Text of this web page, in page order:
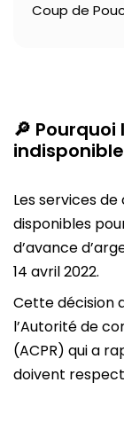
Coup de
🔎
Les services
disponibles
d’avance
14 avril 2022.
Cette décision
l’Autorité de
(ACPR) qui a
doivent